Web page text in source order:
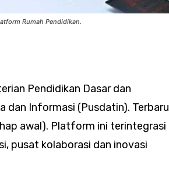
Rumah Pendidikan.
Pendidikan Dasar dan
dan Informasi (Pusdatin). Terbaru
awal). Platform ini terintegrasi
pusat kolaborasi dan inovasi